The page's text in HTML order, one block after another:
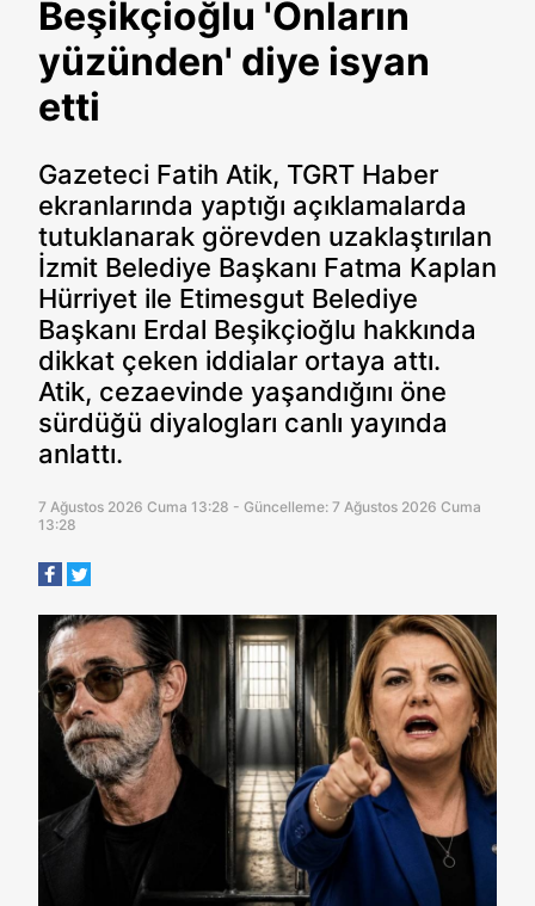
Beşikçioğlu 'Onların
yüzünden' diye isyan
etti
Gazeteci Fatih Atik, TGRT Haber
ekranlarında yaptığı açıklamalarda
tutuklanarak görevden uzaklaştırılan
İzmit Belediye Başkanı Fatma Kaplan
Hürriyet ile Etimesgut Belediye
Başkanı Erdal Beşikçioğlu hakkında
dikkat çeken iddialar ortaya attı.
Atik, cezaevinde yaşandığını öne
sürdüğü diyalogları canlı yayında
anlattı.
7 Ağustos 2026 Cuma 13:28 - Güncelleme: 7 Ağustos 2026 Cuma
13:28